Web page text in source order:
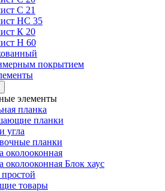
C 21
НС 35
К 20
Н 60
покрытием
элементы
планка
планки
угла
планки
околооконная
околооконная Блок хаус
товары